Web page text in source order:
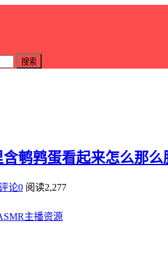
搜索
鹌鹑蛋看起来怎么那么
论0 阅读2,277
主播资源